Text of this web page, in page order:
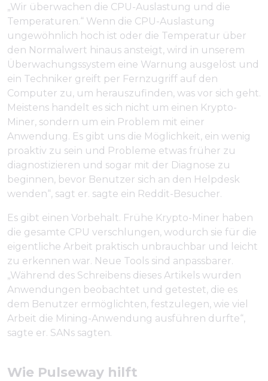
„Wir überwachen die CPU-Auslastung und die
Temperaturen.“ Wenn die CPU-Auslastung
ungewöhnlich hoch ist oder die Temperatur über
den Normalwert hinaus ansteigt, wird in unserem
Überwachungssystem eine Warnung ausgelöst und
ein Techniker greift per Fernzugriff auf den
Computer zu, um herauszufinden, was vor sich geht.
Meistens handelt es sich nicht um einen Krypto-
Miner, sondern um ein Problem mit einer
Anwendung. Es gibt uns die Möglichkeit, ein wenig
proaktiv zu sein und Probleme etwas früher zu
diagnostizieren und sogar mit der Diagnose zu
beginnen, bevor Benutzer sich an den Helpdesk
wenden“, sagt er. sagte ein Reddit-Besucher.
Es gibt einen Vorbehalt. Frühe Krypto-Miner haben
die gesamte CPU verschlungen, wodurch sie für die
eigentliche Arbeit praktisch unbrauchbar und leicht
zu erkennen war. Neue Tools sind anpassbarer.
„Während des Schreibens dieses Artikels wurden
Anwendungen beobachtet und getestet, die es
dem Benutzer ermöglichten, festzulegen, wie viel
Arbeit die Mining-Anwendung ausführen durfte“,
sagte er. SANs sagten.
Wie Pulseway hilft